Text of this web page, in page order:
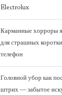
Electrolux
Карманные хорроры
для страшных
телефон
Головной убор как
штрих — забытое